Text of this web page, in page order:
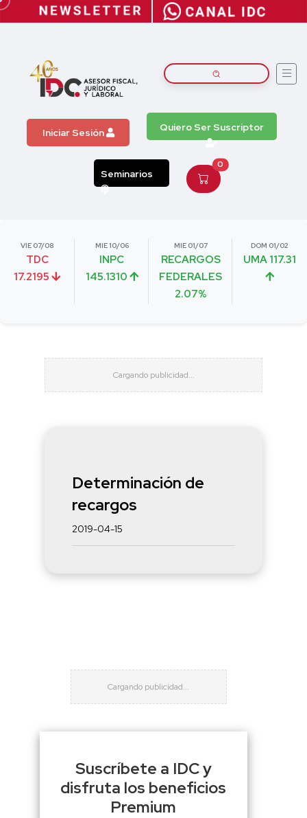
Iniciar Sesión Quiero Ser Suscriptor
Seminarios
0
VIE 07/08
TDC
17.2195
MIE 10/06
INPC
145.1310
MIE 01/07
RECARGOS
FEDERALES
2.07%
DOM 01/02
UMA 117.31
Determinación de
recargos
2019-04-15
Suscríbete a IDC y
disfruta los beneficios
Premium